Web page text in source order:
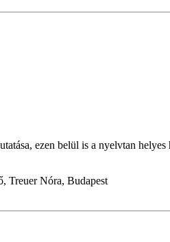
ezen belül is a nyelvtan
Treuer Nóra, Budapest